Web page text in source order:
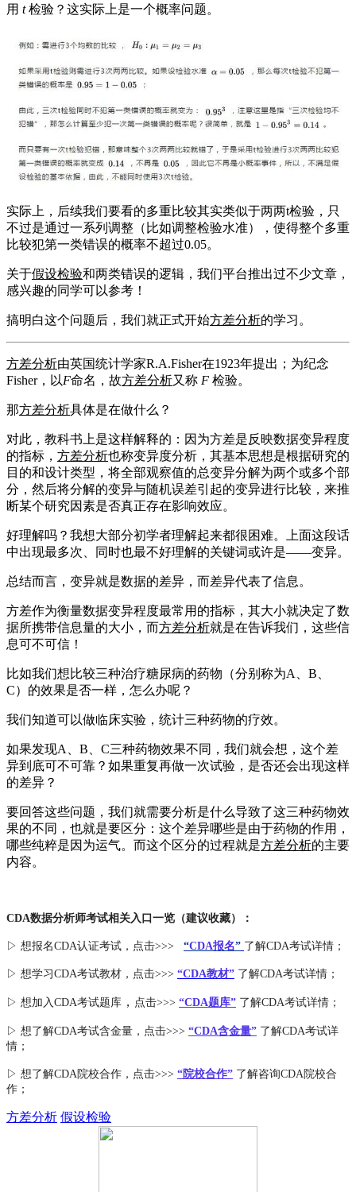
用 t检验？这实际上是一个概率问题。
实际上，后续我们要看的多重比较其实类似于两两t检验，只
不过是通过一系列调整（比如调整检验水准），使得整个多重
比较犯第一类错误的概率不超过0.05。
关于假设检验和两类错误的逻辑，我们平台推出过不少文章，
感兴趣的同学可以参考！
搞明白这个问题后，我们就正式开始方差分析的学习。
方差分析由英国统计学家R.A.Fisher在1923年提出；为纪念
Fisher，以F命名，故方差分析又称 F 检验。
那方差分析具体是在做什么？
对此，教科书上是这样解释的：因为方差是反映数据变异程度
的指标， 方差分析也称变异度分析，其基本思想是根据研究的
目的和设计类型，将全部观察值的总变异分解为两个或多个部
分，然后将分解的变异与随机误差引起的变异进行比较，来推
断某个研究因素是否真正存在影响效应。
好理解吗？我想大部分初学者理解起来都很困难。上面这段话
中出现最多次、同时也最不好理解的关键词或许是——变异。
总结而言，变异就是数据的差异，而差异代表了信息。
方差作为衡量数据变异程度最常用的指标，其大小就决定了数
据所携带信息量的大小，而方差分析就是在告诉我们，这些信
息可不可信！
比如我们想比较三种治疗糖尿病的药物（分别称为A、B、
C）的效果是否一样，怎么办呢？
我们知道可以做临床实验，统计三种药物的疗效。
如果发现A、B、C三种药物效果不同，我们就会想，这个差
异到底可不可靠？如果重复再做一次试验，是否还会出现这样
的差异？
要回答这些问题，我们就需要分析是什么导致了这三种药物效
果的不同，也就是要区分：这个差异哪些是由于药物的作用，
哪些纯粹是因为运气。而这个区分的过程就是方差分析的主要
内容。
CDA数据分析师考试相关入口一览（建议收藏）：
▷ 想报名CDA认证考试，点击>>> “CDA报名” 了解CDA考试详情；
▷ 想学习CDA考试教材，点击>>> “CDA教材” 了解CDA考试详情；
▷ 想加入 CDA考试题库 ， 点击>>> “CDA题库” 了解CDA考试详情；
▷ 想了解CDA考试含金量 ，点击>>> “CDA含金量” 了解CDA考试详
情；
▷ 想了解CDA 院校合作 ，点击>>> “院校合作” 了解咨询CDA院校合
作；
方差分析 假设检验